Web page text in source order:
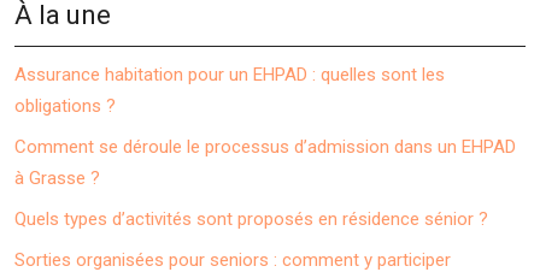
À la une
Assurance habitation pour un EHPAD : quelles sont les
obligations ?
Comment se déroule le processus d’admission dans un EHPAD
à Grasse ?
Quels types d’activités sont proposés en résidence sénior ?
Sorties organisées pour seniors : comment y participer